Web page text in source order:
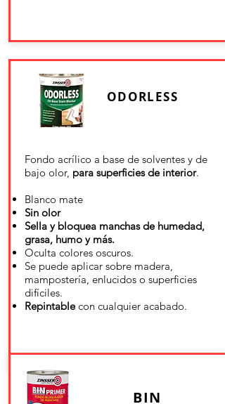
ODORLESS
Fondo acrílico a base de solventes y de
bajo olor, para superficies de interior.
Blanco mate
Sin olor
Sella y bloquea manchas de humedad,
grasa, humo y más.
Oculta colores oscuros.
Se puede aplicar sobre madera,
mampostería, enlucidos o superficies
difíciles.
Repintablecon cualquier acabado.
BIN